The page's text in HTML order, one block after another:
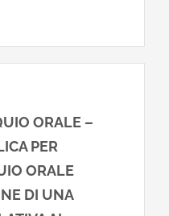
ORALE –
PER
ORALE
DI UNA